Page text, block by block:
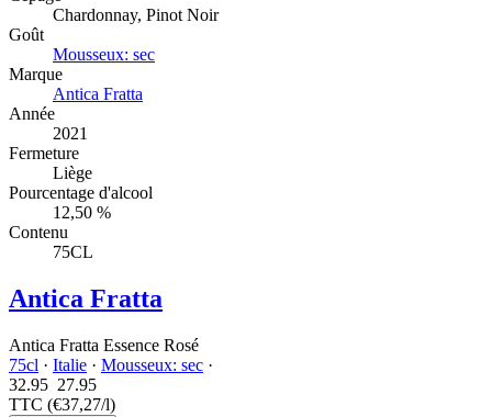
Chardonnay, Pinot Noir
Goût
Mousseux: sec
Marque
Antica Fratta
Année
2021
Fermeture
Liège
Pourcentage d'alcool
12,50 %
Contenu
75CL
Antica Fratta
Antica Fratta Essence Rosé
75cl · Italie · Mousseux: sec ·
32.95 27.95
TTC (€37,27/l)